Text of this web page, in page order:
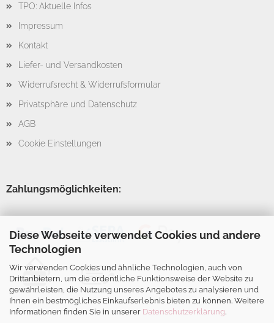
Diese Webseite verwendet Cookies und andere
Technologien
Wir verwenden Cookies und ähnliche Technologien, auch von
Drittanbietern, um die ordentliche Funktionsweise der Website zu
gewährleisten, die Nutzung unseres Angebotes zu analysieren und
Ihnen ein bestmögliches Einkaufserlebnis bieten zu können. Weitere
Informationen finden Sie in unserer Datenschutzerklärung.
TPO: Aktuelle Infos
Impressum
Kontakt
Liefer- und Versandkosten
Widerrufsrecht & Widerrufsformular
Privatsphäre und Datenschutz
AGB
Cookie Einstellungen
Zahlungsmöglichkeiten: